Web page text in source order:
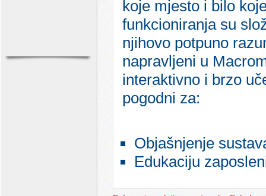
koje mjesto i bilo
funkcioniranja su
njihovo potpuno
napravljeni u
interaktivno i brzo
pogodni za:
Objašnjenje
Edukaciju